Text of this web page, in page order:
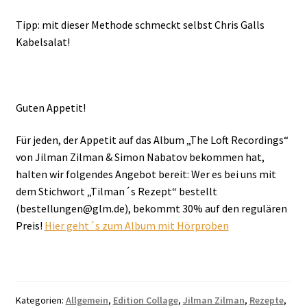
Tipp: mit dieser Methode schmeckt selbst Chris Galls
Kabelsalat!
Guten Appetit!
Für jeden, der Appetit auf das Album „The Loft Recordings“
von Jilman Zilman & Simon Nabatov bekommen hat,
halten wir folgendes Angebot bereit: Wer es bei uns mit
dem Stichwort „Tilman´s Rezept“ bestellt
(bestellungen@glm.de), bekommt 30% auf den regulären
Preis! Hier geht´s zum Album mit Hörproben
Kategorien: Allgemein, Edition Collage, Jilman Zilman, Rezepte,